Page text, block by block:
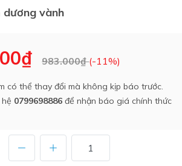
trời
Bồn bảo ôn
Bồn nhựa tự hoại
Vòi pha nóng lạnh
Vật tư
vành
983.000₫(-11%)
có thể thay đổi mà không kịp báo trước.
0799698886 để nhận báo giá chính thức